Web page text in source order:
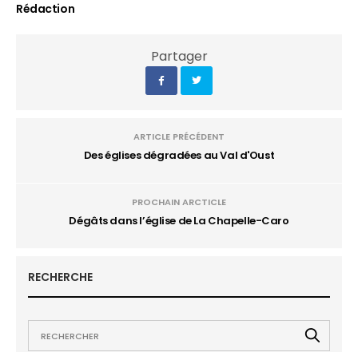
Rédaction
Partager
ARTICLE PRÉCÉDENT
Des églises dégradées au Val d'Oust
PROCHAIN ARCTICLE
Dégâts dans l’église de La Chapelle-Caro
RECHERCHE